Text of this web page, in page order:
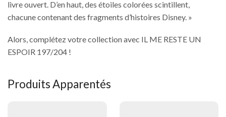
livre ouvert. D’en haut, des étoiles colorées scintillent,
chacune contenant des fragments d’histoires Disney. »
Alors, complétez votre collection avec IL ME RESTE UN
ESPOIR 197/204 !
Produits Apparentés